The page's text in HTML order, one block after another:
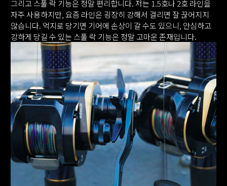
그리고 스풀 락 기능은 정말 편리합니다. 저는 1.5호나 2호 라인을
자주 사용하지만, 요즘 라인은 굉장히 강해서 걸리면 잘 끊어지지
않습니다. 억지로 당기면 기어에 손상이 갈 수도 있으니, 안심하고
강하게 당길 수 있는 스풀 락 기능은 정말 고마운 존재입니다.